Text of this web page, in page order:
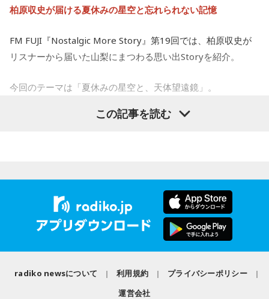
【12位】水瓶座（みずがめ座）
分目にすると良いでしょう。何だかイライラするときは、良
な音楽を聞くのもおすすめ。
【今日の一言メッセージ】
直になる時間が、今週の波に乗る秘訣ですよ。
■監修者プロフィール：桜羽結万(さくらば・ゆま)
慌ただしい一日になりそうですが、忙しいほど輝けそう。汗
ろな会話をするようですが、お互いの人柄を深く理解できる
目標やゴールを決めて、そこまでの道のりを計画していくと
【9位】牡羊座（おひつじ座）
他者に期待しすぎず、何かやってくれたことに対して喜べる
ら星について話すK君の姿は、今でも忘れられない光景だと語
スマホがない時代だからこそ残った景色
その後、K君のお父さんに連れて行ってもらった清里で見た星
を見上げた時間は、今も鮮明な思い出として残っています。
柏原収史も、友達の家に泊まり、夜更かしをしながら星空を
見るという夏休みならではの体験に触れながら、「記憶に焼
便利になった今だからこそ、ただ景色を眺める時間の大切さ
柏原収史が届ける夏休みの星空と忘れられない記憶
FM FUJI『Nostalgic More Story』第19回では、柏原収史が
リスナーから届いた山梨にまつわる思い出Storyを紹介。
今回のテーマは「夏休みの星空と、天体望遠鏡」。
子どもの頃に見上げた夜空、友達と過ごした時間、そして大
天体望遠鏡で見た夏の夜空
今回紹介されたのは、ラジオネーム「雪見だいふく」さんか
ら届いたStory。
タリウムを見ることを楽しみにしていたという思い出から始
この記事を読む
radiko newsについて 利用規約
プライバシーポリシー
運営会社